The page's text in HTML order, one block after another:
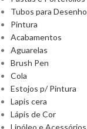
Tubos para Desenho
Pintura
Acabamentos
Aguarelas
Brush Pen
Cola
Estojos p/ Pintura
Lapis cera
Lápis de Cor
Linóleo e Acessórios